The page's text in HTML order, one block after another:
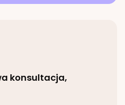
konsultacja,